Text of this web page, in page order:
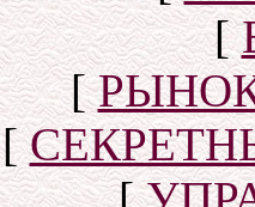
[
[
[